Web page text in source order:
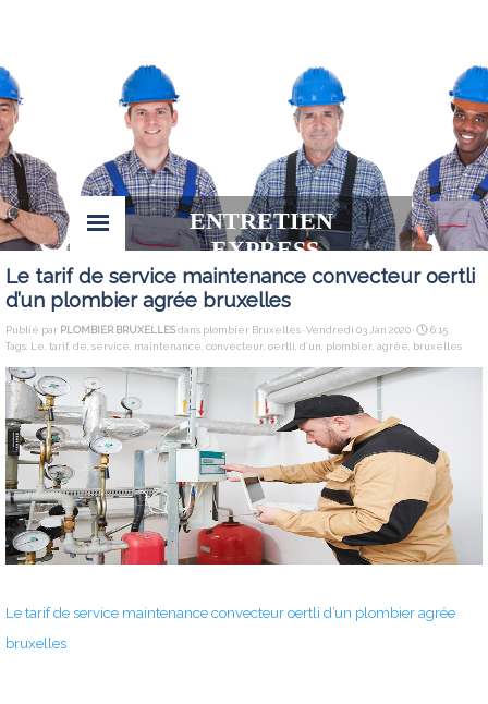
ENTRETIEN
EXPRESS
Le tarif de service maintenance convecteur oertli
d’un plombier agrée bruxelles
Publié par PLOMBIER BRUXELLESdans plombier Bruxelles· Vendredi 03 Jan 2020 ·
6:15
Tags: Le tarif, de service maintenance convecteur oertli d’un plombier agrée bruxelles
Le tarif de service maintenance convecteur oertli d’un plombier agrée
bruxelles